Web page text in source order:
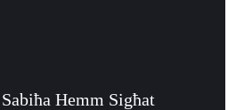
Hemm Sigħat